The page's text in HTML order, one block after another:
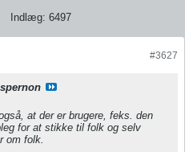
Indlæg: 6497
#3627
at der er brugere, feks. den
for at stikke til folk og selv
om folk.